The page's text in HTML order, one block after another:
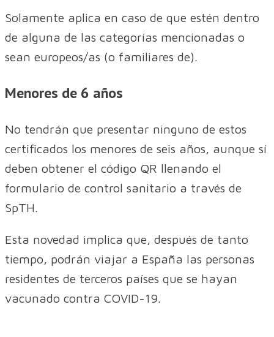
Solamente aplica en caso de que estén dentro
de alguna de las categorías mencionadas o
sean europeos/as (o familiares de).
Menores de 6 años
No tendrán que presentar ninguno de estos
certificados los menores de seis años, aunque sí
deben obtener el código QR llenando el
formulario de control sanitario a través de
SpTH.
Esta novedad implica que, después de tanto
tiempo, podrán viajar a España las personas
residentes de terceros países que se hayan
vacunado contra COVID-19.